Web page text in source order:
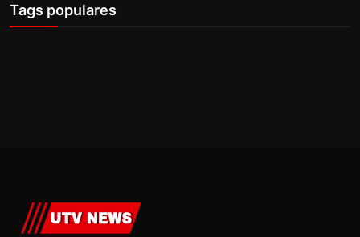
Tags populares